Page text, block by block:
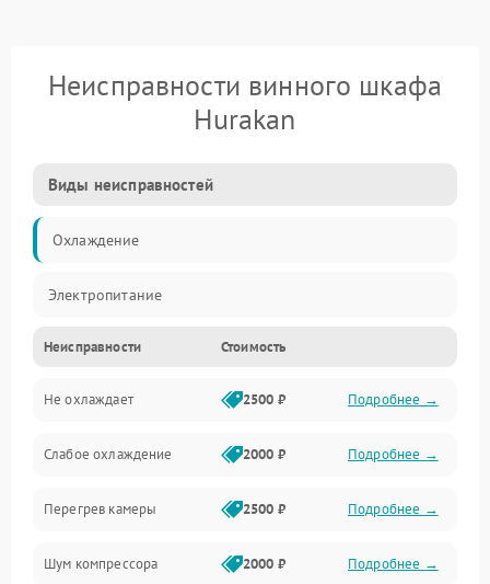
Неисправности винного шкафа
Hurakan
Виды неисправностей
Охлаждение
Электропитание
Неисправности Стоимость
Не охлаждает 2500 ₽ Подробнее →
Слабое охлаждение 2000 ₽ Подробнее →
Перегрев камеры 2500 ₽ Подробнее →
Шум компрессора 2000 ₽ Подробнее →